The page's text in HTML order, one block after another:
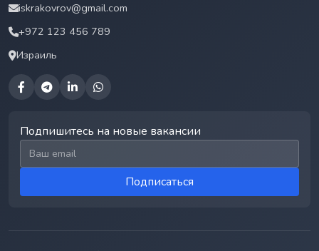
iskrakovrov@gmail.com
+972 123 456 789
Израиль
Подпишитесь на новые вакансии
Email для подписки
Подписаться